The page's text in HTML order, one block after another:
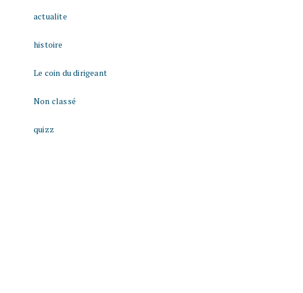
actualite
histoire
Le coin du dirigeant
Non classé
quizz